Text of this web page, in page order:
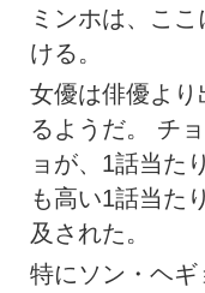
ミンホは、こ
ける。
女優は俳優よ
るようだ。 チ
ョが、1話当た
も高い1話当た
及された。
特にソン・ヘ